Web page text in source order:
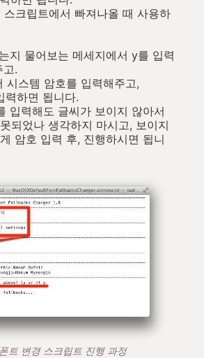
스크립트에서 빠져나올 때 사용하
지 물어보는 메세지에서 y를 입력
고.
시스템 암호를 입력해주고,
하면 됩니다.
입력해도 글씨가 보이지 않아서
되었나 생각하지 마시고, 보이지
암호 입력 후, 진행하시면 됩니
트 변경 스크립트 진행 과정